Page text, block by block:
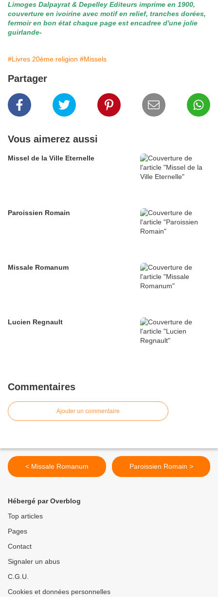
Limoges Dalpayrat & Depelley Editeurs imprime en 1900,
couverture en ivoirine avec motif en relief, tranches dorées,
fermoir en bon état chaque page est encadree d'une jolie
guirlande-
#Livres 20ème religion #Missels
Partager
Vous aimerez aussi
Missel de la Ville Eternelle
Paroissien Romain
Missale Romanum
Lucien Regnault
Commentaires
Ajouter un commentaire
< Missale Romanum Paroissien Romain >
Hébergé par Overblog
Top articles
Pages
Contact
Signaler un abus
C.G.U.
Cookies et données personnelles